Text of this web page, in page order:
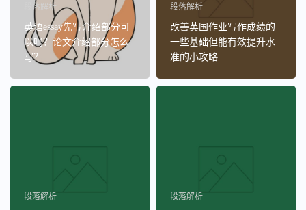
段落解析
英语essay先写介绍部分可
以吗？论文介绍部分怎么
写？
段落解析
改善英国作业写作成绩的
一些基础但能有效提升水
准的小攻略
段落解析 段落解析